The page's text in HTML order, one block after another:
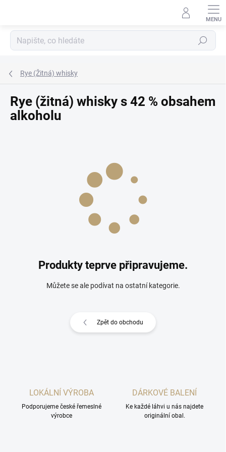
Hledat
Rye (Žitná) whisky
Rye (žitná) whisky s 42 % obsahem
alkoholu
Produkty teprve připravujeme.
Můžete se ale podívat na ostatní kategorie.
Zpět do obchodu
LOKÁLNÍ VÝROBA
Podporujeme české řemeslné
výrobce
DÁRKOVÉ BALENÍ
Ke každé láhvi u nás najdete
originální obal.